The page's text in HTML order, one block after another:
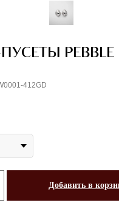
PEBBLE
412GD
Добавить в